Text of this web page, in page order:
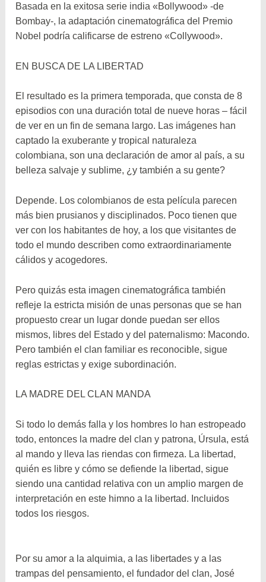
Basada en la exitosa serie india «Bollywood» -de
Bombay-, la adaptación cinematográfica del Premio
Nobel podría calificarse de estreno «Collywood».
EN BUSCA DE LA LIBERTAD
El resultado es la primera temporada, que consta de 8
episodios con una duración total de nueve horas – fácil
de ver en un fin de semana largo. Las imágenes han
captado la exuberante y tropical naturaleza
colombiana, son una declaración de amor al país, a su
belleza salvaje y sublime, ¿y también a su gente?
Depende. Los colombianos de esta película parecen
más bien prusianos y disciplinados. Poco tienen que
ver con los habitantes de hoy, a los que visitantes de
todo el mundo describen como extraordinariamente
cálidos y acogedores.
Pero quizás esta imagen cinematográfica también
refleje la estricta misión de unas personas que se han
propuesto crear un lugar donde puedan ser ellos
mismos, libres del Estado y del paternalismo: Macondo.
Pero también el clan familiar es reconocible, sigue
reglas estrictas y exige subordinación.
LA MADRE DEL CLAN MANDA
Si todo lo demás falla y los hombres lo han estropeado
todo, entonces la madre del clan y patrona, Úrsula, está
al mando y lleva las riendas con firmeza. La libertad,
quién es libre y cómo se defiende la libertad, sigue
siendo una cantidad relativa con un amplio margen de
interpretación en este himno a la libertad. Incluidos
todos los riesgos.
Por su amor a la alquimia, a las libertades y a las
trampas del pensamiento, el fundador del clan, José